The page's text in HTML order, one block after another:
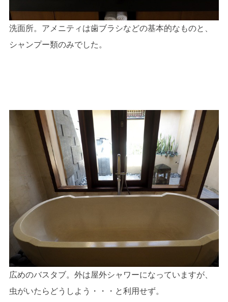
洗面所。アメニティは歯ブラシなどの基本的なものと、
シャンプー類のみでした。
広めのバスタブ。外は屋外シャワーになっていますが、
虫がいたらどうしよう・・・と利用せず。